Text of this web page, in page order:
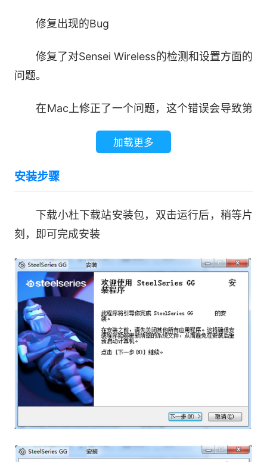
修复出现的Bug
修复了对Sensei Wireless的检测和设置方面的
问题。
在Mac上修正了一个问题，这个错误会导致第
一次录入的宏会被跳过。
会显示错误的问题。
加载更多
安装步骤
下载小杜下载站安装包，双击运行后，稍等片
刻，即可完成安装